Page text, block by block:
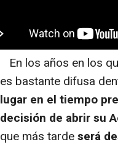
En los años en los
es bastante difusa
lugar en el tiempo
decisión de abrir su
que más tardeserá